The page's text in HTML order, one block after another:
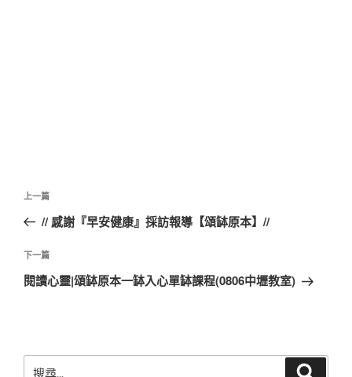
文
導
覽
上
一
文
章
上一篇
// 感謝『早安健康』採訪報導【頌缽原本】//
下
一
下一篇
閱讀心靈|頌缽原本一缽入心單缽課程(0806中壢教室)